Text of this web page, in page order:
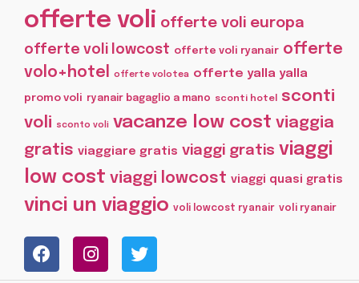
offerte voli offerte voli europa
offerte voli lowcost offerte voli ryanair offerte
volo+hotel
offerte volotea offerte yalla yalla
promo voli ryanair bagaglio a mano sconti hotel
sconti
voli
sconto voli vacanze low cost viaggia
gratis viaggiare gratis viaggi gratis viaggi
low cost viaggi lowcost viaggi quasi gratis
vinci un viaggio voli lowcost ryanair voli ryanair